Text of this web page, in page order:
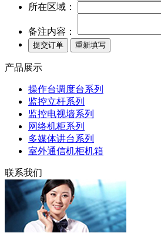
所在区域：
备注内容：
产品展示
操作台调度台系列
监控立杆系列
监控电视墙系列
网络机柜系列
多媒体讲台系列
室外通信机柜机箱
联系我们